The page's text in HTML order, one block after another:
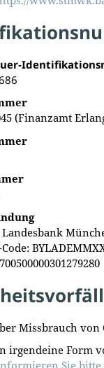
(Finanzamt
Missbrauch von
irgendeine Form